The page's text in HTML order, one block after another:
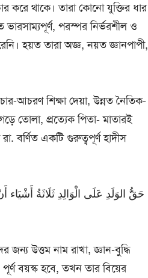
থাকে। তারা কোনো যুক্তির ধার
পরস্পর নির্ভরশীল ও
হয়ত তারা অজ্ঞ, নয়ত জ্ঞানপাপী,
আচরণ শিক্ষা দেয়া, উন্নত নৈতিক-
তোলা, প্রত্যেক পিতা- মাতারই
বর্ণিত একটি গুরুত্বপূর্ণ হাদীস
حَقُّ الوَلَدِ عَلَى الْوَالِدِ ثَلَاثَةُ
জন্য উত্তম নাম রাখা, জ্ঞান-বুদ্ধি
বয়স্ক হবে, তখন তার বিয়ের